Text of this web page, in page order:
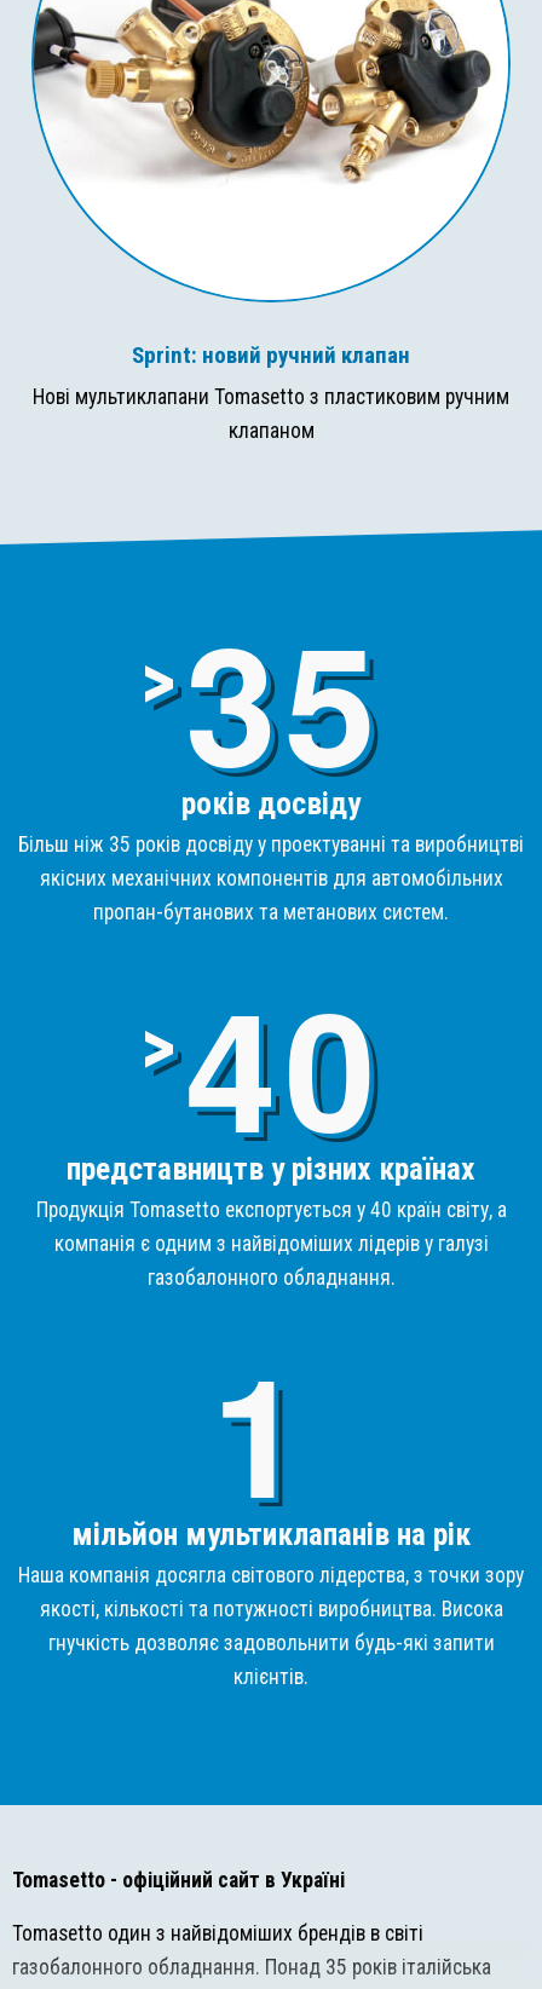
Sprint: новий ручний клапан
Нові мультиклапани Tomasetto з пластиковим ручним
клапаном
>3
років досвіду
Більш ніж 35 років досвіду у проектуванні та виробництві
якісних механічних компонентів для автомобільних
пропан-бутанових та метанових систем.
>4
представництв у різних країнах
Продукція Tomasetto експортується у 40 країн світу, а
компанія є одним з найвідоміших лідерів у галузі
газобалонного обладнання.
мільйон мультиклапанів на рік
Наша компанія досягла світового лідерства, з точки зору
якості, кількості та потужності виробництва. Висока
гнучкість дозволяє задовольнити будь-які запити
клієнтів.
Tomasetto - офіційний сайт в Україні
Tomasetto один з найвідоміших брендів в світі
газобалонного обладнання. Понад 35 років італійська